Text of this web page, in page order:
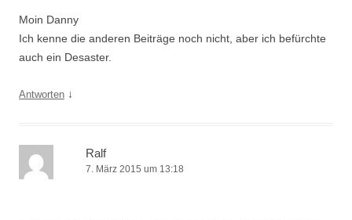
Moin Danny
Ich kenne die anderen Beiträge noch nicht, aber ich befürchte
auch ein Desaster.
Antworten ↓
Ralf
7. März 2015 um 13:18